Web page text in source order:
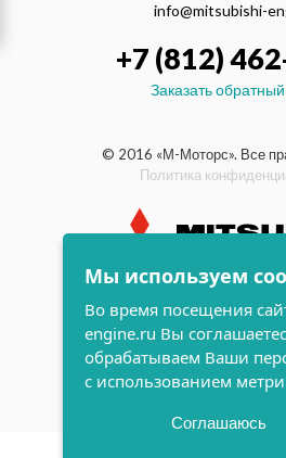
info@mitsubishi-
+7 (812)
Заказать
© 2016 «М-Моторс». Все
Политика
индустриальные и
дизельные
Мы используем
Во время посещения
engine.ru Вы
обрабатываем Ваши
с использованием
Соглашаюсь